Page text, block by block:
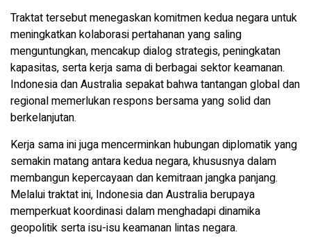
Traktat tersebut menegaskan komitmen kedua negara untuk
meningkatkan kolaborasi pertahanan yang saling
menguntungkan, mencakup dialog strategis, peningkatan
kapasitas, serta kerja sama di berbagai sektor keamanan.
Indonesia dan Australia sepakat bahwa tantangan global dan
regional memerlukan respons bersama yang solid dan
berkelanjutan.
Kerja sama ini juga mencerminkan hubungan diplomatik yang
semakin matang antara kedua negara, khususnya dalam
membangun kepercayaan dan kemitraan jangka panjang.
Melalui traktat ini, Indonesia dan Australia berupaya
memperkuat koordinasi dalam menghadapi dinamika
geopolitik serta isu-isu keamanan lintas negara.